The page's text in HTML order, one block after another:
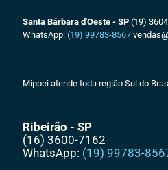
Santa Bárbara d'Oeste - SP (19)
WhatsApp: (19) 99783-8567
Mippei atende toda região Sul do
Ribeirão - SP
(16) 3600-7162
WhatsApp: (19) 99783-